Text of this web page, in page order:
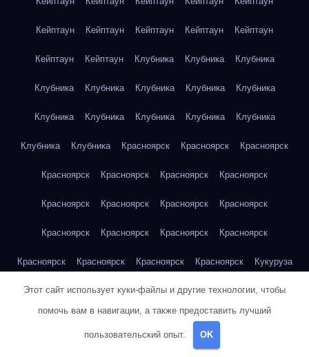
Кейптаун Кейптаун Кейптаун Кейптаун Кейптаун
Кейптаун Кейптаун Клубника Клубника Клубника
Клубника Клубника Клубника Клубника Клубника
Клубника Клубника Клубника Клубника Клубника
Клубника Клубника Красноярск Красноярск Красноярск
Красноярск Красноярск Красноярск Красноярск
Красноярск Красноярск Красноярск Красноярск
Красноярск Красноярск Красноярск Красноярск
Красноярск Красноярск Красноярск Красноярск Кукуруза
Кукуруза Кукуруза Кукуруза Кукуруза Кукуруза
Кукуруза
Куриная грудка
Этот сайт использует куки-файлы и другие технологии, чтобы
помочь вам в навигации, а также предоставить лучший
пользовательский опыт. OK